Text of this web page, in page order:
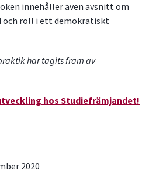
innehåller även avsnitt om
och roll i ett demokratiskt
har tagits fram av
hos Studiefrämjandet!
2020